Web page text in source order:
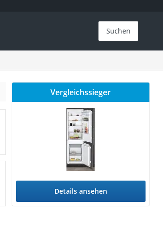
Suchen
Vergleichssieger
Details ansehen